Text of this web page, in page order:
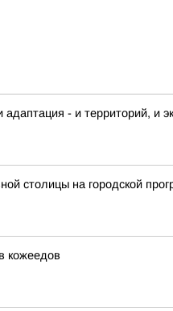
- и территорий, и
столицы на городской
кожеедов